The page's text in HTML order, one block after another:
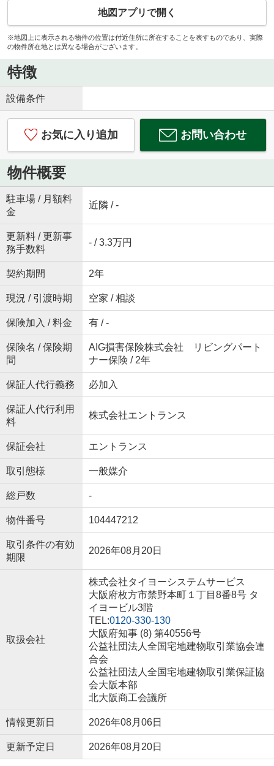
地図アプリで開く
※地図上に表示される物件の位置は付近住所に所在することを表すものであり、実際
の物件所在地とは異なる場合がございます。
特徴
設備条件
お気に入り追加 お問い合わせ
物件概要
駐車場 / 月額料
金
近隣 / -
更新料 / 更新事
務手数料
- / 3.3万円
契約期間 2年
現況 / 引渡時期 空家 / 相談
保険加入 / 料金 有 / -
保険名 / 保険期
間
AIG損害保険株式会社 リビングパート
ナー保険 / 2年
保証人代行義務 必加入
保証人代行利用
料
株式会社エントランス
保証会社 エントランス
取引態様 一般媒介
総戸数 -
物件番号 104447212
取引条件の有効
期限
2026年08月20日
取扱会社
株式会社タイヨーシステムサービス
大阪府枚方市禁野本町１丁目8番8号 タ
イヨービル3階
TEL:0120-330-130
大阪府知事 (8) 第40556号
公益社団法人全国宅地建物取引業協会連
合会
公益社団法人全国宅地建物取引業保証協
会大阪本部
北大阪商工会議所
情報更新日 2026年08月06日
更新予定日 2026年08月20日